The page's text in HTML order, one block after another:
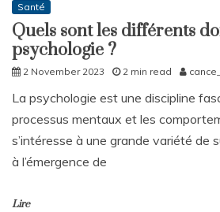
Santé
Quels sont les différents
psychologie ?
2 November 2023 2 min read
La psychologie est une discipline
processus mentaux et les
s’intéresse à une grande variété de
à l’émergence de
Lire